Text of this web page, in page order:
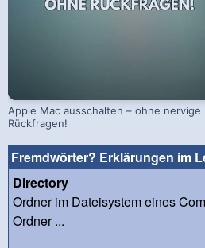
Apple Mac ausschalten – ohne nervige
Rückfragen!
Fremdwörter? Erklärungen im
Directory
Ordner im Dateisystem eines
Ordner ...